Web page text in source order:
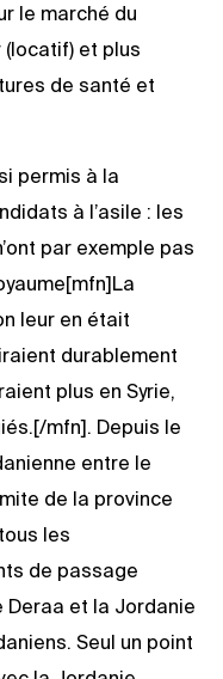
le marché du
et plus
de santé et
permis à la
à l’asile : les
par exemple pas
leur en était
durablement
plus en Syrie,
mfn]. Depuis le
entre le
de la province
les
de passage
Deraa et la Jordanie
Seul un point